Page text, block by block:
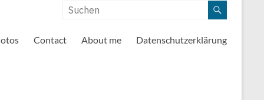
Contact About me Datenschutzerklärung